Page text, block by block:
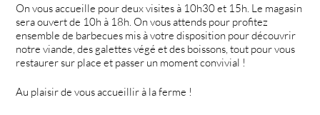
On vous accueille pour deux visites à 10h30 et 15h. Le magasin
sera ouvert de 10h à 18h. On vous attends pour profitez
ensemble de barbecues mis à votre disposition pour découvrir
notre viande, des galettes végé et des boissons, tout pour vous
restaurer sur place et passer un moment convivial !
Au plaisir de vous accueillir à la ferme !